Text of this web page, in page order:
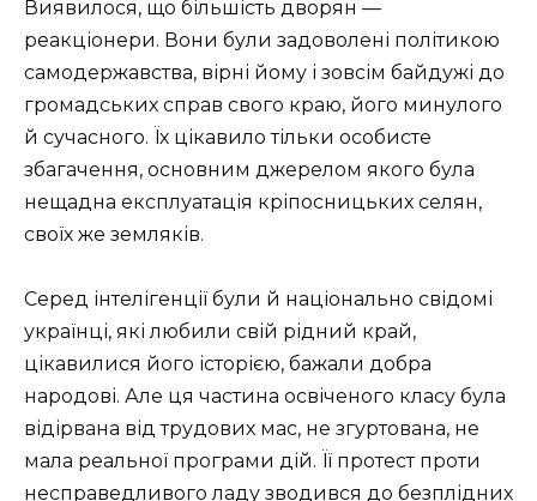
Виявилося, що більшість дворян —
реакціонери. Вони були задоволені політикою
самодержавства, вірні йому і зовсім байдужі до
громадських справ свого краю, його минулого
й сучасного. Їх цікавило тільки особисте
збагачення, основним джерелом якого була
нещадна експлуатація кріпосницьких селян,
своїх же земляків.
Серед інтелігенції були й національно свідомі
українці, які любили свій рідний край,
цікавилися його історією, бажали добра
народові. Але ця частина освіченого класу була
відірвана від трудових мас, не згуртована, не
мала реальної програми дій. Її протест проти
несправедливого ладу зводився до безплідних